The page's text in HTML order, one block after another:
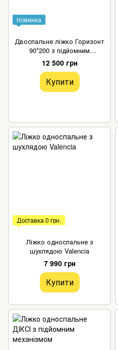
Новинка
Двоспальне ліжко Горизонт
90*200 з підйомним
механізмом з матрацом
12 500 грн
Купити
Доставка 0 грн.
Ліжко односпальне з
шухлядою Valencia
7 990 грн
Купити